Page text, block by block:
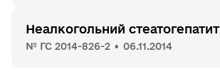
Неалкогольний стеатогепатит
№ ГС 2014-826-2 • 06.11.2014